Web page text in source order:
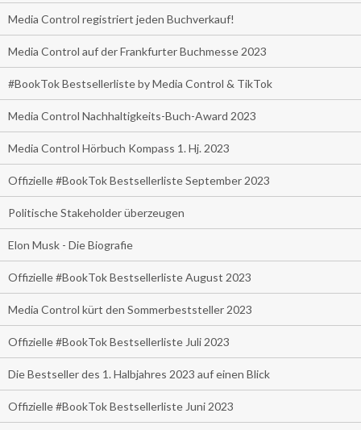
Media Control registriert jeden Buchverkauf!
Media Control auf der Frankfurter Buchmesse 2023
#BookTok Bestsellerliste by Media Control & TikTok
Media Control Nachhaltigkeits-Buch-Award 2023
Media Control Hörbuch Kompass 1. Hj. 2023
Offizielle #BookTok Bestsellerliste September 2023
Politische Stakeholder überzeugen
Elon Musk - Die Biografie
Offizielle #BookTok Bestsellerliste August 2023
Media Control kürt den Sommerbeststeller 2023
Offizielle #BookTok Bestsellerliste Juli 2023
Die Bestseller des 1. Halbjahres 2023 auf einen Blick
Offizielle #BookTok Bestsellerliste Juni 2023